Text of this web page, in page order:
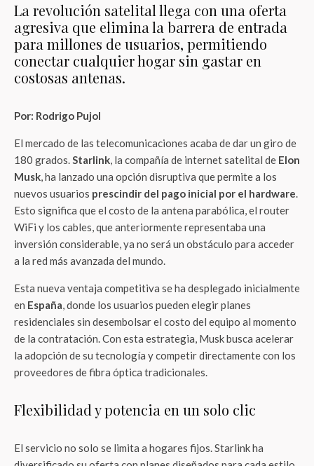
La revolución satelital llega con una oferta
agresiva que elimina la barrera de entrada
para millones de usuarios, permitiendo
conectar cualquier hogar sin gastar en
costosas antenas.
Por: Rodrigo Pujol
El mercado de las telecomunicaciones acaba de dar un giro de
180 grados.Starlink, la compañía de internet satelital de Elon
Musk, ha lanzado una opción disruptiva que permite a los
nuevos usuarios prescindir del pago inicial por el hardware.
Esto significa que el costo de la antena parabólica, el router
WiFi y los cables, que anteriormente representaba una
inversión considerable, ya no será un obstáculo para acceder
a la red más avanzada del mundo.
Esta nueva ventaja competitiva se ha desplegado inicialmente
en España, donde los usuarios pueden elegir planes
residenciales sin desembolsar el costo del equipo al momento
de la contratación. Con esta estrategia, Musk busca acelerar
la adopción de su tecnología y competir directamente con los
proveedores de fibra óptica tradicionales.
Flexibilidad y potencia en un solo clic
El servicio no solo se limita a hogares fijos. Starlink ha